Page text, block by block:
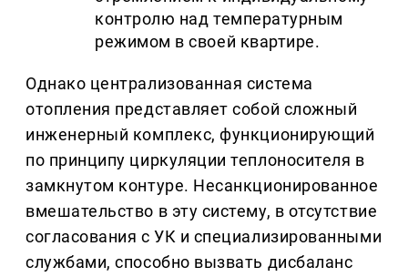
контролю над температурным
режимом в своей квартире.
Однако централизованная система
отопления представляет собой сложный
инженерный комплекс, функционирующий
по принципу циркуляции теплоносителя в
замкнутом контуре. Несанкционированное
вмешательство в эту систему, в отсутствие
согласования с УК и специализированными
службами, способно вызвать дисбаланс